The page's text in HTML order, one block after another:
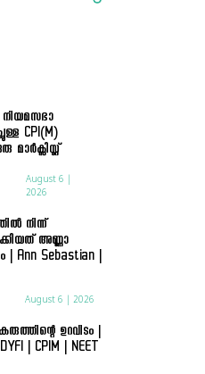
CPI(M)
August 6 |
2026
നിന്ന്
അണ്ണാ
Sebastian |
August 6 | 2026
ഉറവിടം |
| CPIM | NEET